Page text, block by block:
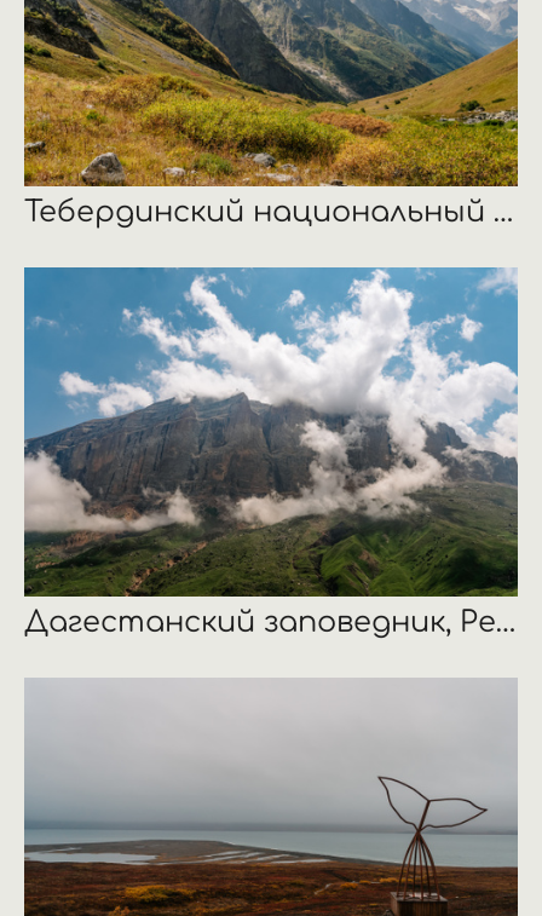
Тебердинский национальный парк, Карачаево-Черкесия
Дагестанский заповедник, Республика Дагестан